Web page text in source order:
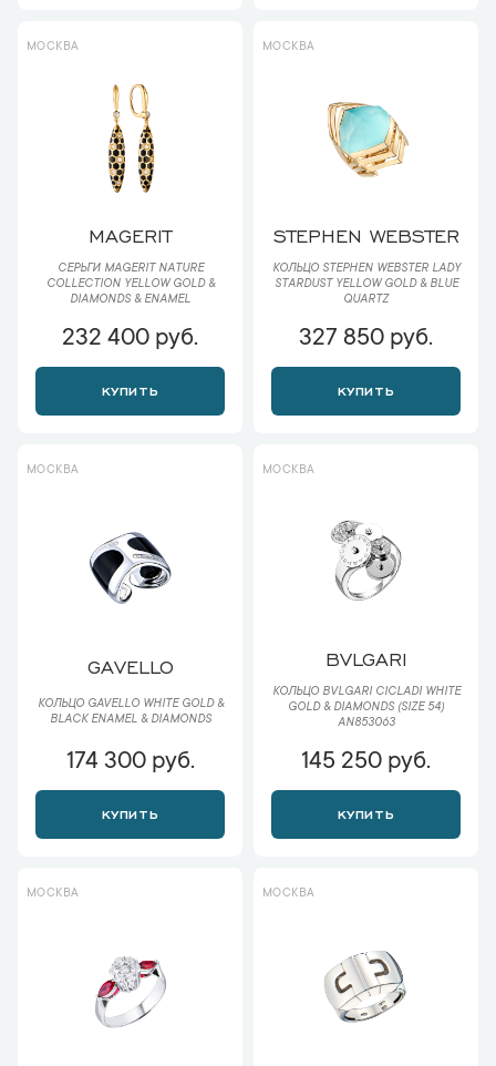
МОСКВА
MAGERIT
СЕРЬГИ MAGERIT NATURE
COLLECTION YELLOW GOLD &
DIAMONDS & ENAMEL
232 400 руб.
КУПИТЬ
МОСКВА
STEPHEN WEBSTER
КОЛЬЦО STEPHEN WEBSTER LADY
STARDUST YELLOW GOLD & BLUE
QUARTZ
327 850 руб.
КУПИТЬ
МОСКВА
GAVELLO
КОЛЬЦО GAVELLO WHITE GOLD &
BLACK ENAMEL & DIAMONDS
174 300 руб.
КУПИТЬ
МОСКВА
BVLGARI
КОЛЬЦО BVLGARI CICLADI WHITE
GOLD & DIAMONDS (SIZE 54)
AN853063
145 250 руб.
КУПИТЬ
МОСКВА МОСКВА